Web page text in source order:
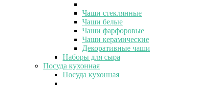
Чаши стеклянные
Чаши белые
Чаши фарфоровые
Чаши керамические
Декоративные чаши
Наборы для сыра
Посуда кухонная
Посуда кухонная